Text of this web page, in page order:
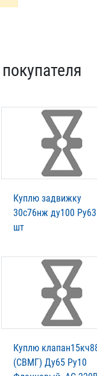
Куплю задвижку
30с76нж ду100
шт
Куплю
(СВМГ) Ду65 Ру10